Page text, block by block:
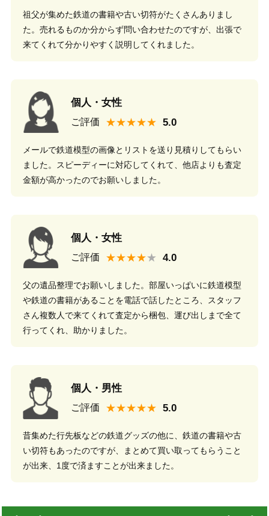
祖父が集めた鉄道の書籍や古い切符がたくさんありまし
た。売れるものか分からず問い合わせたのですが、出張で
来てくれて分かりやすく説明してくれました。
個人・女性
ご評価 ★★★★★
メールで鉄道模型の画像とリストを送り見積りしてもらい
ました。スピーディーに対応してくれて、他店よりも査定
金額が高かったのでお願いしました。
個人・女性
ご評価 ★★★★
父の遺品整理でお願いしました。部屋いっぱいに鉄道模型
や鉄道の書籍があることを電話で話したところ、スタッフ
さん複数人で来てくれて査定から梱包、運び出しまで全て
行ってくれ、助かりました。
個人・男性
ご評価 ★★★★★
昔集めた行先板などの鉄道グッズの他に、鉄道の書籍や古
い切符もあったのですが、まとめて買い取ってもらうこと
が出来、1度で済ますことが出来ました。